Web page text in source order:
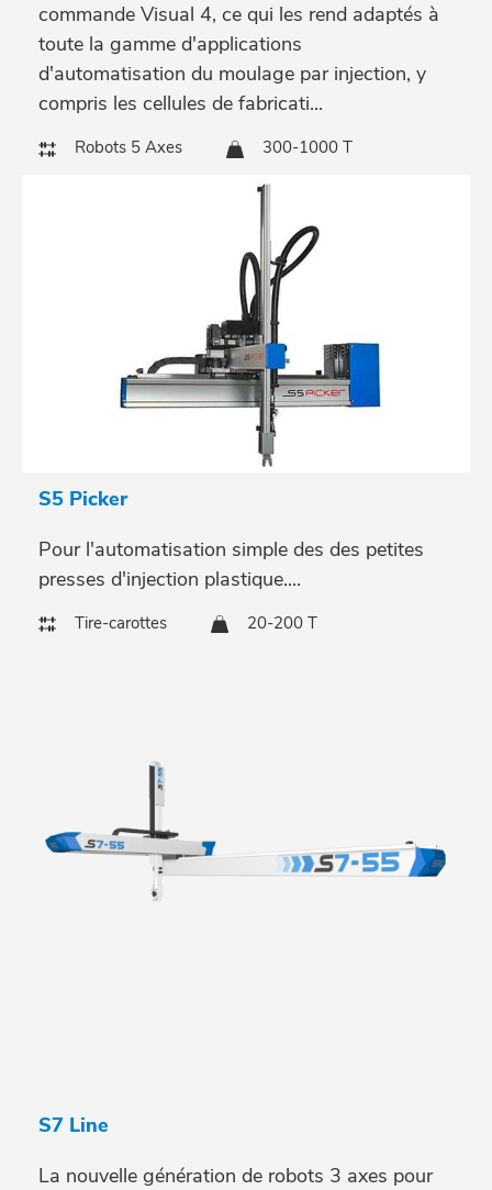
commande Visual 4, ce qui les rend adaptés à
toute la gamme d'applications
d'automatisation du moulage par injection, y
compris les cellules de fabricati...
Robots 5 Axes 300-1000 T
S5 Picker
Pour l'automatisation simple des des petites
presses d'injection plastique....
Tire-carottes 20-200 T
S7 Line
La nouvelle génération de robots 3 axes pour